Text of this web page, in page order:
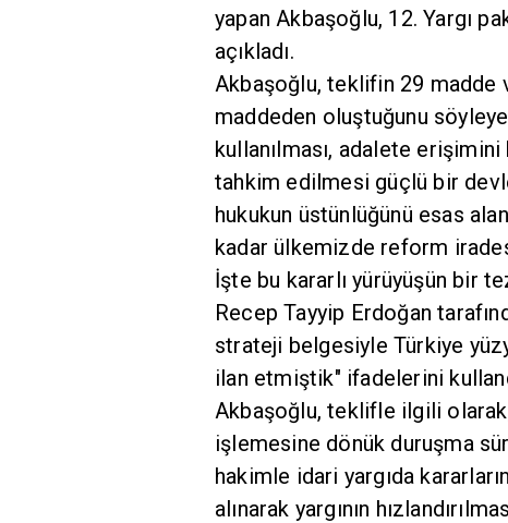
yapan Akbaşoğlu, 12. Yargı
açıkladı.
Akbaşoğlu, teklifin 29
maddeden oluştuğunu
kullanılması, adalete
tahkim edilmesi güçlü bir
hukukun üstünlüğünü esas
kadar ülkemizde reform
İşte bu kararlı yürüyüşün bir
Recep Tayyip Erdoğan
strateji belgesiyle Türkiye
ilan etmiştik" ifadelerini
Akbaşoğlu, teklifle ilgili
işlemesine dönük duruşma
hakimle idari yargıda
alınarak yargının